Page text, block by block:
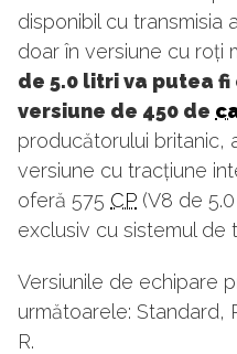
disponibil cu
doar în versiune cu roți
de 5.0 litri va putea
versiune de 450 de
producătorului britanic,
versiune cu tracțiune
oferă 575 CP (V8 de
exclusiv cu sistemul de
Versiunile de echipare
următoarele: Standard,
R.